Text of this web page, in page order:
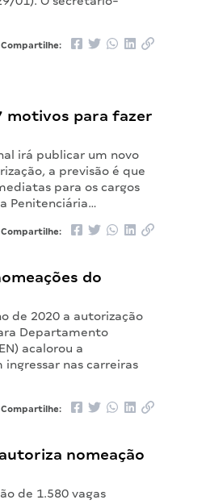
Compartilhe:
motivos para fazer
irá publicar um novo
a previsão é que
para os cargos
Penitenciária…
Compartilhe:
do
de 2020 a autorização
Departamento
acalorou a
nas carreiras
Compartilhe:
nomeação
de 1.580 vagas